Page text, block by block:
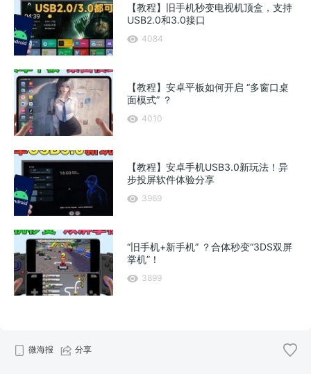
【教程】旧手机秒变电视机顶盒，支持
USB2.0和3.0接口
4084
【教程】安卓平板如何开启 “多窗口桌
面模式” ？
4010
【教程】安卓手机USB3.0新玩法！异
步投屏软件体验分享
3969
“旧手机+新手机” ？合体秒变“3DS双屏
掌机”！
3899
微海报 分享